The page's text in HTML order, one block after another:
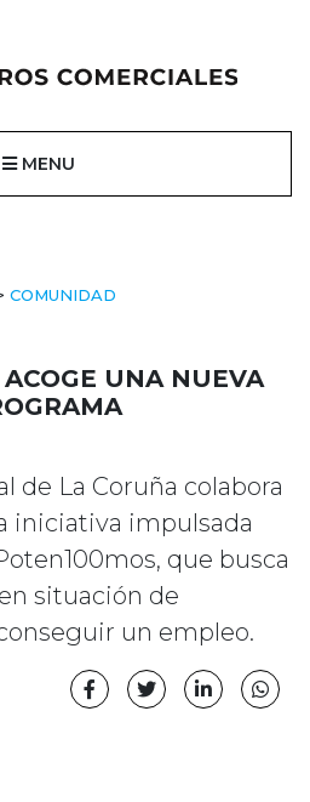
MENU
COMUNIDAD
UNA NUEVA
de La Coruña colabora
iniciativa impulsada
que busca
situación de
un empleo.